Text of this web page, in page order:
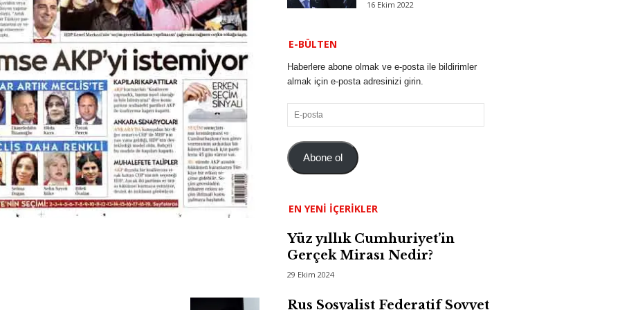
16 Ekim 2022
E-BÜLTEN
Haberlere abone olmak ve e-posta ile bildirimler
almak için e-posta adresinizi girin.
E-
posta
Abone ol
EN YENI İÇERIKLER
Yüz yıllık Cumhuriyet’in
Gerçek Mirası Nedir?
29 Ekim 2024
Rus Sosyalist Federatif Sovyet